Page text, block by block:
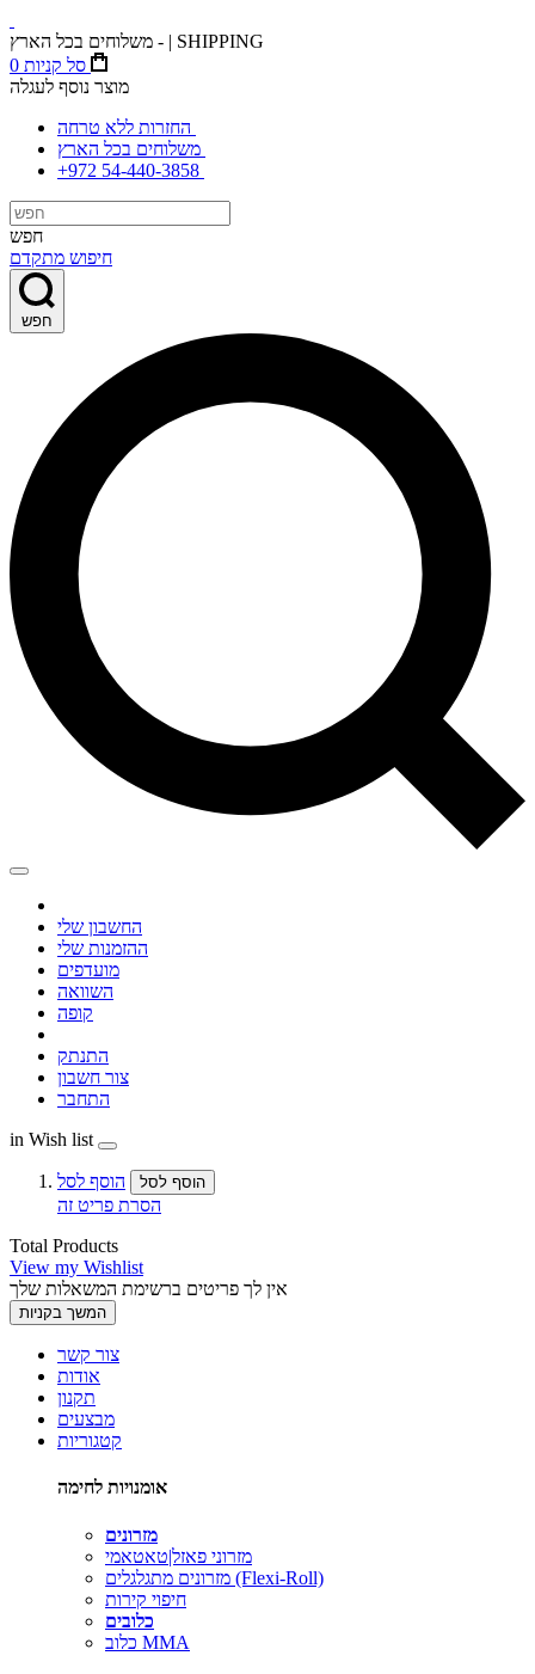
משלוחים בכל הארץ - | SHIPPING
0 סל קניות
מוצר נוסף לעגלה
+972 54-440-3858
חפש
חיפוש מתקדם
חפש
החשבון שלי
ההזמנות שלי
מועדפים
השוואה
קופה
התנתק
צור חשבון
התחבר
in Wish list
הוסף לסל הוסף לסל
הסרת פריט זה
Total Products
View my Wishlist
אין לך פריטים ברשימת המשאלות שלך
המשך בקניות
צור קשר
אודות
תקנון
מבצעים
קטגוריות
אומנויות לחימה
מזרונים
מזרוני פאזל|טאטאמי
מזרונים מתגלגלים (Flexi-Roll)
חיפוי קירות
כלובים
כלוב MMA